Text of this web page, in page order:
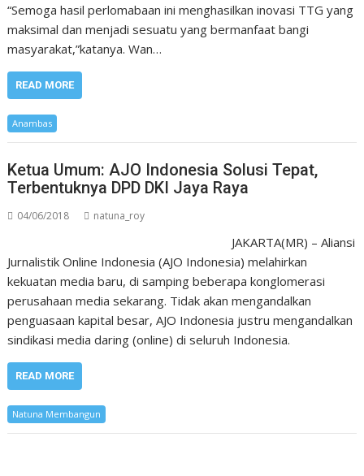
“Semoga hasil perlomabaan ini menghasilkan inovasi TTG yang
maksimal dan menjadi sesuatu yang bermanfaat bangi
masyarakat,”katanya. Wan…
READ MORE
Anambas
Ketua Umum: AJO Indonesia Solusi Tepat,
Terbentuknya DPD DKI Jaya Raya
04/06/2018 natuna_roy
JAKARTA(MR) – Aliansi
Jurnalistik Online Indonesia (AJO Indonesia) melahirkan
kekuatan media baru, di samping beberapa konglomerasi
perusahaan media sekarang. Tidak akan mengandalkan
penguasaan kapital besar, AJO Indonesia justru mengandalkan
sindikasi media daring (online) di seluruh Indonesia.
READ MORE
Natuna Membangun